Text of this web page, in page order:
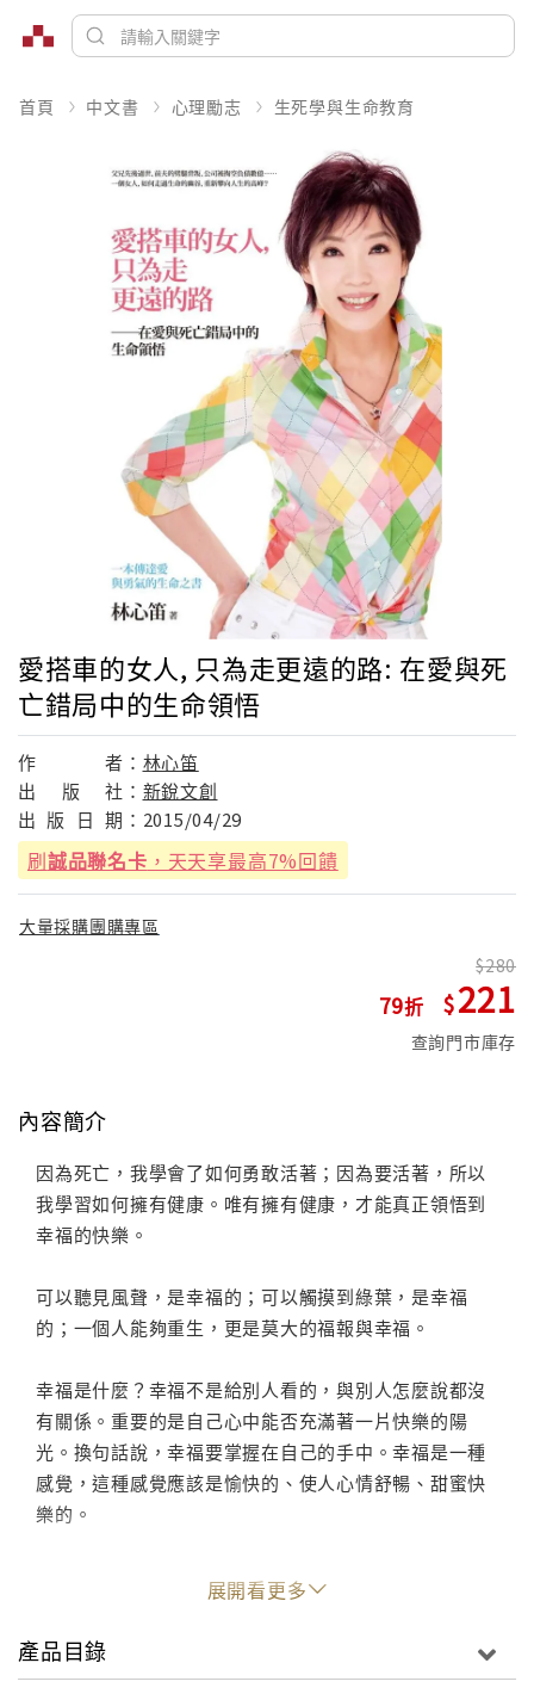
首頁 中文書 心理勵志 生死學與生命教育
愛搭車的女人, 只為走更遠的路: 在愛與死
亡錯局中的生命領悟
作 者： 林心笛
出
版 社： 新銳文創
出 版 日 期： 2015/04/29
刷誠品聯名卡 ，天天享最高7%回饋
大量採購團購專區
79
280
221
查詢門市庫存
內容簡介
因為死亡，我學會了如何勇敢活著；因為要活著，所以
我學習如何擁有健康。唯有擁有健康，才能真正領悟到
幸福的快樂。
可以聽見風聲，是幸福的；可以觸摸到綠葉，是幸福
的；一個人能夠重生，更是莫大的福報與幸福。
幸福是什麼？幸福不是給別人看的，與別人怎麼說都沒
有關係。重要的是自己心中能否充滿著一片快樂的陽
光。換句話說，幸福要掌握在自己的手中。幸福是一種
感覺，這種感覺應該是愉快的、使人心情舒暢、甜蜜快
樂的。
什麼是幸福？跟著林心笛，一起買一張幸福的入場券！
展開看更多
產品目錄